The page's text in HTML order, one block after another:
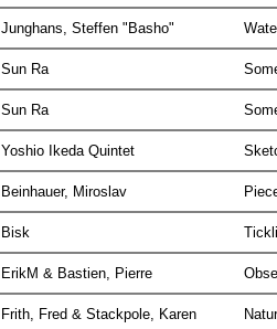
Junghans, Steffen "Basho"
Sun Ra
Sun Ra
Yoshio Ikeda Quintet
Beinhauer, Miroslav
Bisk
ErikM & Bastien, Pierre
Frith, Fred & Stackpole, Karen